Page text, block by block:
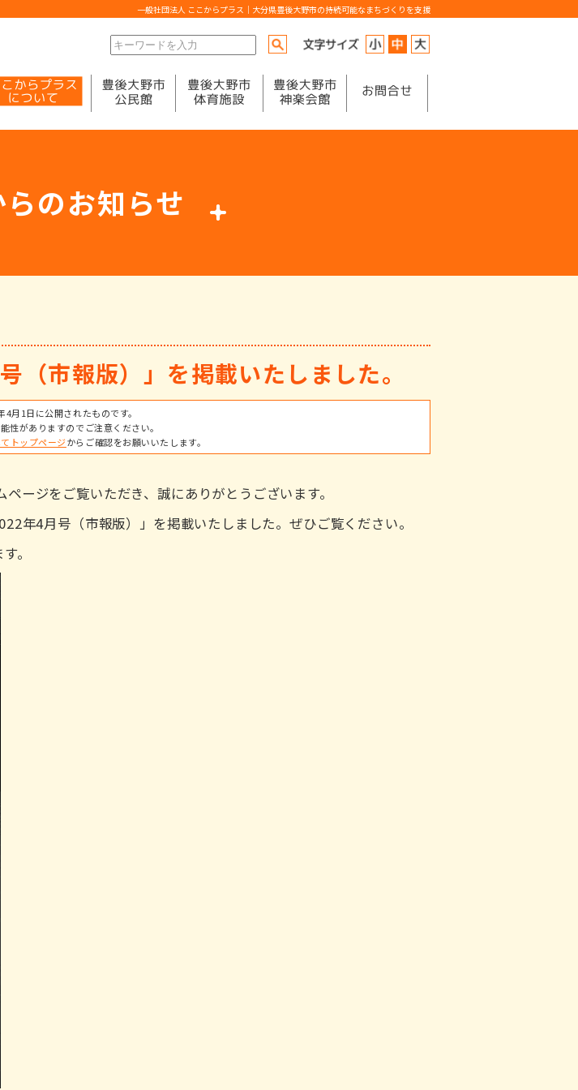
一般社団法人 ここからプラス｜大分県豊後大野市の持続可能なまちづくりを支援
のお知らせ
（市報版）」を掲載いたしました。
4月1日に公開されたものです。
性がありますのでご注意ください。
トップページからご確認をお願いいたします。
ージをご覧いただき、誠にありがとうございます。
年4月号（市報版）」を掲載いたしました。ぜひご覧ください。
。